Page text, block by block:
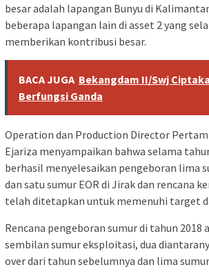
besar adalah lapangan Bunyu di
beberapa lapangan lain di asset 2 yang
memberikan kontribusi besar.
BACA JUGA Bekangdam II/Swj
Berfungsi Ganda
Operation dan Production Director
Ejariza menyampaikan bahwa selama
berhasil menyelesaikan pengeboran lima
dan satu sumur EOR di Jirak dan rencana
telah ditetapkan untuk memenuhi target
Rencana pengeboran sumur di tahun 2018
sembilan sumur eksploitasi, dua
over dari tahun sebelumnya dan lima